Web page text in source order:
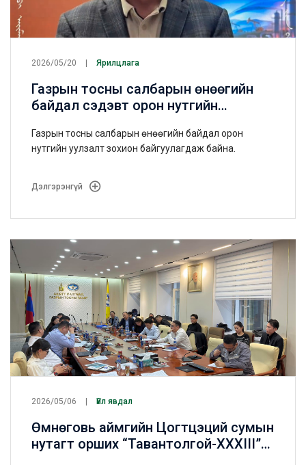
2026/05/20 Ярилцлага
Газрын тосны салбарын өнөөгийн
байдал сэдэвт орон нутгийн
Газрын тосны салбарын өнөөгийн байдал орон
нутгийн уулзалт зохион байгуулагдаж байна.
Дэлгэрэнгүй
2026/05/06 Үйл явдал
Өмнөговь аймгийн Цогтцэций сумын
нутагт орших “Тавантолгой-ХХХIII”